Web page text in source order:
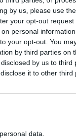
by us, please use
your opt-out
personal
your opt-out. You
by third parties on
by us to third
it to other third
data.
kell
kell megírniuk.